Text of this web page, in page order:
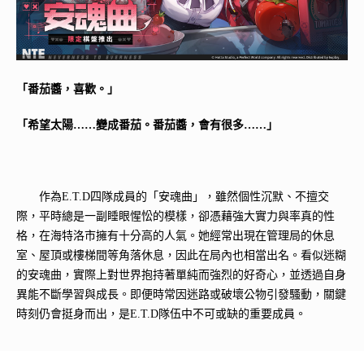
「番茄醬，喜歡。」
「希望太陽……變成番茄。番茄醬，會有很多……」
作為E.T.D四隊成員的「安魂曲」，雖然個性沉默、不擅交
際，平時總是一副睡眼惺忪的模樣，卻憑藉強大實力與率真的性
格，在海特洛市擁有十分高的人氣。她經常出現在管理局的休息
室、屋頂或樓梯間等角落休息，因此在局內也相當出名。看似迷糊
的安魂曲，實際上對世界抱持著單純而強烈的好奇心，並透過自身
異能不斷學習與成長。即便時常因迷路或破壞公物引發騷動，關鍵
時刻仍會挺身而出，是E.T.D隊伍中不可或缺的重要成員。